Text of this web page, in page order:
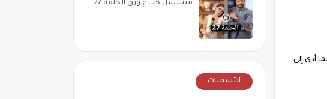
أدى إلى
مسلسل حب ع ورق الحلقة 27
التسميات